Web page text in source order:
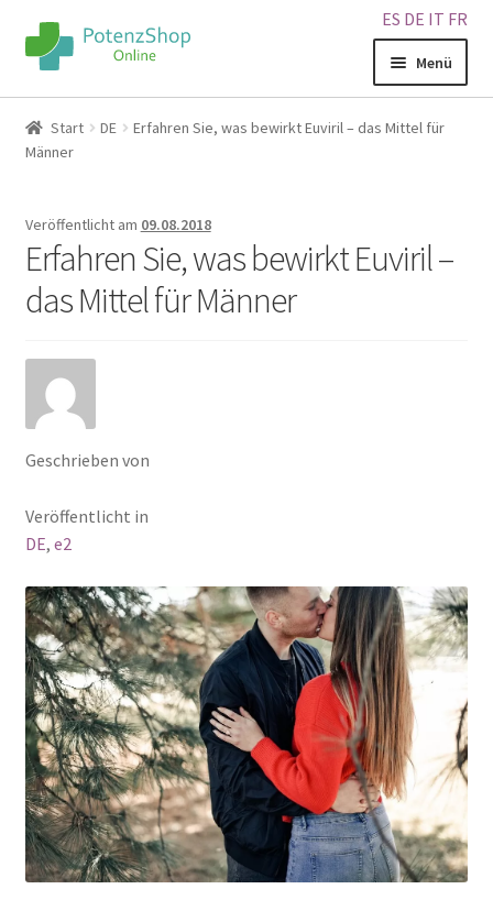
ES DE IT FR
Menü
Home
Über uns
Blog
Warenkorb
Kontakt
Start DE
Erfahren Sie, was bewirkt Euviril – das Mittel für
Männer
Veröffentlicht am 09.08.2018
Erfahren Sie, was bewirkt Euviril –
das Mittel für Männer
Geschrieben von
Veröffentlicht in
DE, e2